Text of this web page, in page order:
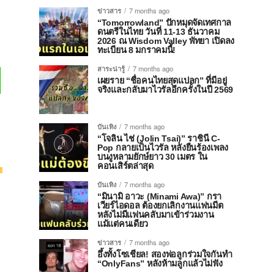
ข่าวสาร
7 months ago
“Tomorrowland” ปักหมุดจัดเทศกาล
ดนตรีในไทย วันที่ 11-13 ธันวาคม
2026 ณ Wisdom Valley พัทยา เปิดลง
ทะเบียน 8 มกราคมนี้!
สาระน่ารู้
7 months ago
เผยราย “ชื่อคนไทยสุดแปลก” ที่มีอยู่
จริงและกลับมาไวรัลอีกครั้งในปี 2569
บันเทิง
7 months ago
“โจลิน ไช่ (Jolin Tsai)” ราชินี C-
Pop กลายเป็นไวรัล หลังยืนร้องเพลง
บนงูหลามยักษ์ยาว 30 เมตร ใน
คอนเสิร์ตล่าสุด
บันเทิง
7 months ago
“มินามิ อาวะ (Minami Awa)” กรา
เวียร์ไอดอล ต้องยกเลิกงานแฟนมีต
หลังไม่มีแฟนคลับมาเข้าร่วมงาน
แม้แต่คนเดียว
ข่าวสาร
7 months ago
อึ้งทั้งโซเชียล! สองพ่อลูกร่วมใจกันทำ
“OnlyFans” หลังห้ามลูกแล้วไม่ฟัง